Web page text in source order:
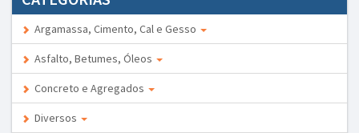
Argamassa, Cimento, Cal e Gesso
Asfalto, Betumes, Óleos
Concreto e Agregados
Diversos